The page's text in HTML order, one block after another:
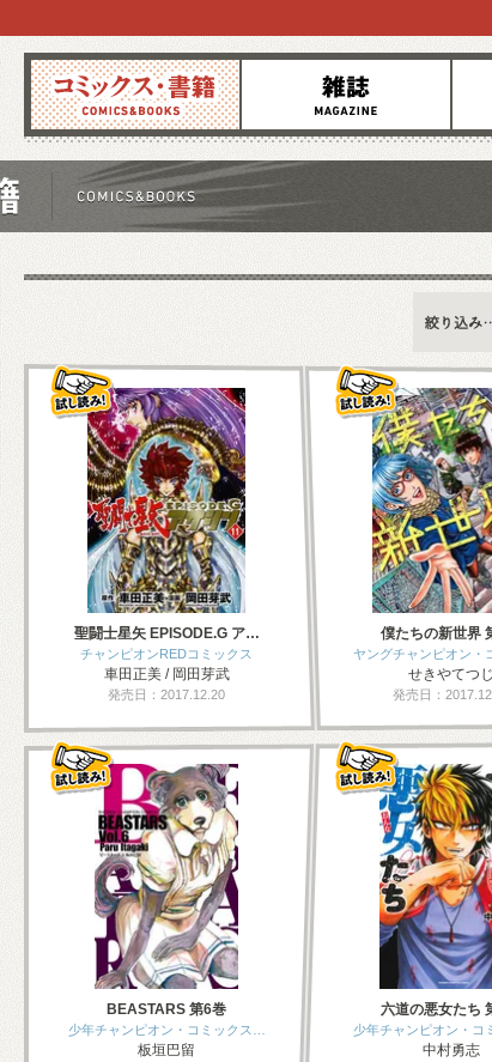
コミックス 雑誌 お知
新刊情報
聖闘士星矢 EPISODE.G ア…
チャンピオンREDコミックス
車田正美 / 岡田芽武
発売日：2017.12.20
僕たちの新世界
ヤングチャンピオン・
せきやてつじ
発売日：
BEASTARS 第6巻
少年チャンピオン・コミックス…
板垣巴留
六道の悪女たち
少年チャンピオン・コ
中村勇志